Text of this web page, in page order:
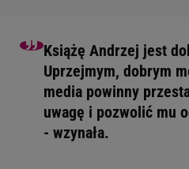
Książę Andrzej jest
Uprzejmym, dobrym
media powinny
uwagę i pozwolić mu
- wzynała.